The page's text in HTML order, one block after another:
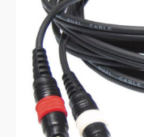
mono
Jack
mâle